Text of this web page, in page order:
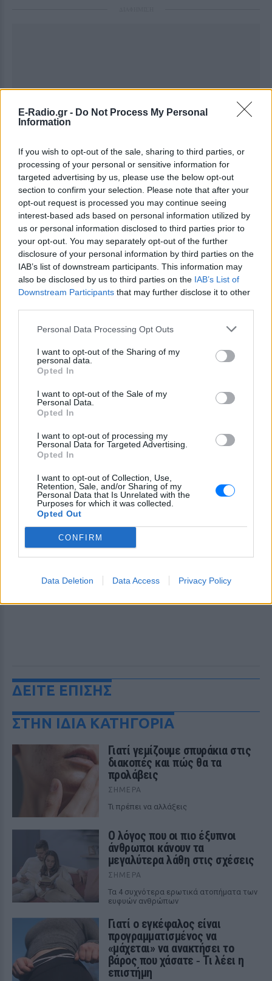
E-Radio.gr - Do Not Process My Personal
Information
If you wish to opt-out of the sale, sharing to third parties, or
processing of your personal or sensitive information for
targeted advertising by us, please use the below opt-out
section to confirm your selection. Please note that after your
opt-out request is processed you may continue seeing
interest-based ads based on personal information utilized by
us or personal information disclosed to third parties prior to
your opt-out. You may separately opt-out of the further
disclosure of your personal information by third parties on the
IAB’s list of downstream participants. This information may
also be disclosed by us to third parties on the IAB’s List of
Downstream Participants that may further disclose it to other
Personal Data Processing Opt Outs
I want to opt-out of the Sharing of my
personal data.
Opted In
I want to opt-out of the Sale of my
Personal Data.
Opted In
I want to opt-out of processing my
Personal Data for Targeted Advertising.
Opted In
I want to opt-out of Collection, Use,
Retention, Sale, and/or Sharing of my
Personal Data that Is Unrelated with the
Purposes for which it was collected.
Opted Out
CONFIRM
Data Deletion Data Access Privacy Policy
Ακολουθήστε το E-Radio.gr στοGoogle News
Εσύ μπήκες στο E-Daily.gr; Τα νέα της ημέρας
Ακολουθήστε το E-Radio.gr και στο Instagram
ΔΙΑΦΗΜΙΣΗ
ΔΕΙΤΕ ΕΠΙΣΗΣ
ΣΤΗΝ ΙΔΙΑ ΚΑΤΗΓΟΡΙΑ
Γιατί γεμίζουμε σπυράκια στις
διακοπές και πώς θα τα
προλάβεις
ΣΉΜΕΡΑ
Τι πρέπει να αλλάξεις
Ο λόγος που οι πιο έξυπνοι
άνθρωποι κάνουν τα
μεγαλύτερα λάθη στις σχέσεις
ΣΉΜΕΡΑ
Τα 4 συχνότερα ερωτικά ατοπήματα των
ευφυών ανθρώπων
Γιατί ο εγκέφαλος είναι
προγραμματισμένος να
«μάχεται» να ανακτήσει το
βάρος που χάσατε ‑ Τι λέει η
επιστήμη